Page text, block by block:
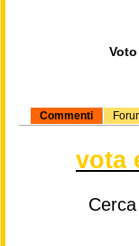
Commenti
vota